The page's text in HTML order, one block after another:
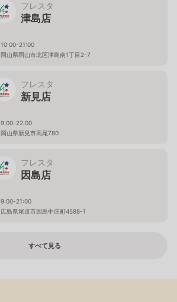
フレスタ
津島店
10:00-21:00
岡山県岡山市北区津島南1丁目2-7
フレスタ
新見店
9:00-22:00
岡山県新見市高尾780
フレスタ
因島店
9:00-21:00
広島県尾道市因島中庄町4588-1
すべて見る